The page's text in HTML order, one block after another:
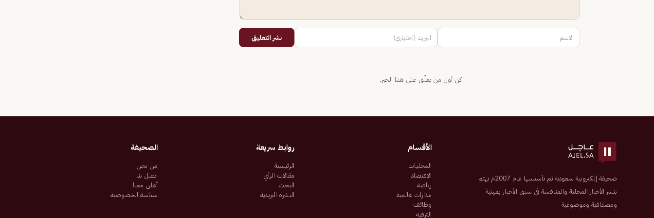
نشر التعليق
كن أول من يعلّق على هذا الخبر.
صحيفة إلكترونية سعودية تم تأسيسها عام 2007م تهتم
بنشر الأخبار المحلية والمنافسة في سبق الأخبار بمهنية
ومصداقية وموضوعية
الأقسام
المحليات
الاقتصاد
رياضة
مدارات عالمية
وظائف
الترفيه
روابط سريعة
الرئيسية
مقالات الرأي
البحث
النشرة البريدية
الصحيفة
من نحن
اتصل بنا
أعلن معنا
سياسة الخصوصية